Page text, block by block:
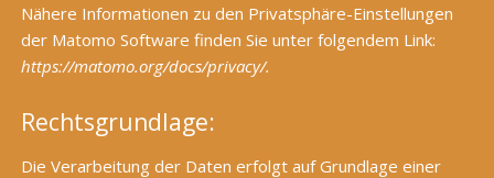
Nähere Informationen zu den Privatsphäre-Einstellungen
der Matomo Software finden Sie unter folgendem Link:
https://matomo.org/docs/privacy/.
Rechtsgrundlage:
Die Verarbeitung der Daten erfolgt auf Grundlage einer